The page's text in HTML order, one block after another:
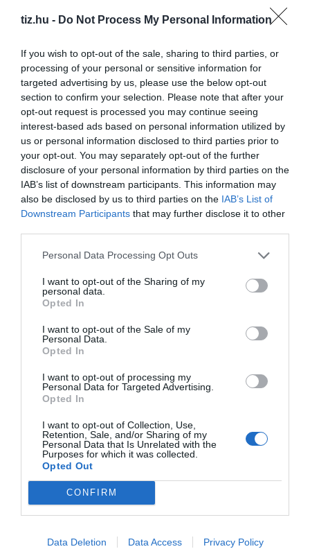
tiz.hu - Do Not Process My Personal Information
If you wish to opt-out of the sale, sharing to third parties, or
processing of your personal or sensitive information for
targeted advertising by us, please use the below opt-out
section to confirm your selection. Please note that after your
opt-out request is processed you may continue seeing
interest-based ads based on personal information utilized by
us or personal information disclosed to third parties prior to
your opt-out. You may separately opt-out of the further
disclosure of your personal information by third parties on the
IAB’s list of downstream participants. This information may
also be disclosed by us to third parties on the IAB’s List of
Downstream Participants that may further disclose it to other
Personal Data Processing Opt Outs
I want to opt-out of the Sharing of my
personal data.
Opted In
I want to opt-out of the Sale of my
Personal Data.
Opted In
I want to opt-out of processing my
Personal Data for Targeted Advertising.
Opted In
I want to opt-out of Collection, Use,
Retention, Sale, and/or Sharing of my
Personal Data that Is Unrelated with the
Purposes for which it was collected.
Opted Out
CONFIRM
Data Deletion Data Access Privacy Policy
jól sikerül
Nyolc kvízkérdés: Van pár perced? Játszd le ezt
az érdekes quizt
Tudásbővítő kvíz: Ez a frissítő teszt meg sem
Kvíz: Ha legalább 5 kérdésre jó a válaszod,
büszke lehetsz magadra
Okosító kvíz: Megbirkózol ezekkel a kérdésekkel?
Kvíz: Megbirkózol ezekkel az érdekes
feladványokkal?